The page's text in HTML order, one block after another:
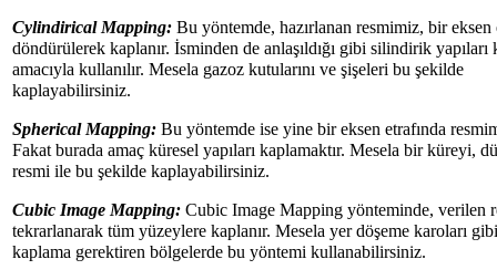
Cylindirical Mapping: Bu yöntemde, hazırlanan resmimiz, bir eksen
döndürülerek kaplanır. İsminden de anlaşıldığı gibi silindirik yapıları
amacıyla kullanılır. Mesela gazoz kutularını ve şişeleri bu şekilde
kaplayabilirsiniz.
Spherical Mapping: Bu yöntemde ise yine bir eksen etrafında
Fakat burada amaç küresel yapıları kaplamaktır. Mesela bir küreyi,
resmi ile bu şekilde kaplayabilirsiniz.
Cubic Image Mapping: Cubic Image Mapping yönteminde, verilen
tekrarlanarak tüm yüzeylere kaplanır. Mesela yer döşeme karoları gibi
kaplama gerektiren bölgelerde bu yöntemi kullanabilirsiniz.